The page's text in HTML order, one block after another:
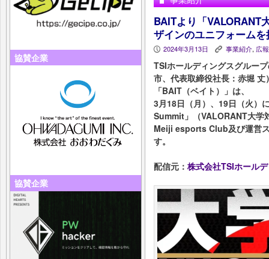
協賛企業
協賛企業
BAITより「VALORANT
ザインのユニフォームを
P 2024年3月13日 K 事業紹介, 広
TSIホールディングスグルー
市、代表取締役社長：赤堀
「BAIT（ベイト）」は、
3月18日（月）、19日（火）
Summit」（VALORANT大学
Meiji esports Club及び運営
す。
配信元： 株式会社TSIホール